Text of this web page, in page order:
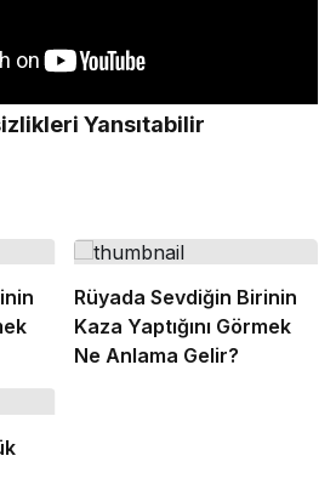
Yansıtabilir
Rüyada Sevdiğin Birinin
Kaza Yaptığını Görmek
Ne Anlama Gelir?